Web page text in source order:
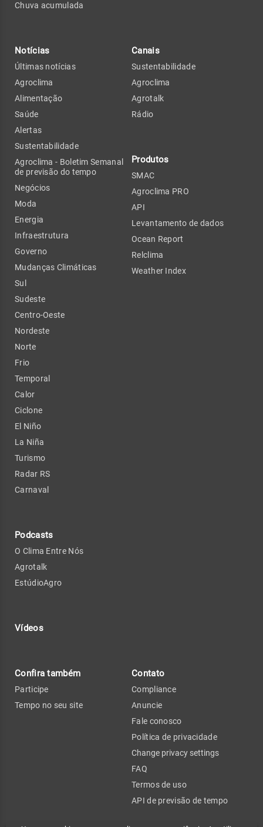
Chuva acumulada
Notícias
Últimas notícias
Agroclima
Alimentação
Saúde
Alertas
Sustentabilidade
Agroclima - Boletim Semanal
de previsão do tempo
Negócios
Moda
Energia
Infraestrutura
Governo
Mudanças Climáticas
Sul
Sudeste
Centro-Oeste
Nordeste
Norte
Frio
Temporal
Calor
Ciclone
El Niño
La Niña
Turismo
Radar RS
Carnaval
Podcasts
O Clima Entre Nós
Agrotalk
EstúdioAgro
Vídeos
Canais
Sustentabilidade
Agroclima
Agrotalk
Rádio
Produtos
SMAC
Agroclima PRO
API
Levantamento de dados
Ocean Report
Relclima
Weather Index
Confira também
Participe
Tempo no seu site
Contato
Compliance
Anuncie
Fale conosco
Política de privacidade
Change privacy settings
FAQ
Termos de uso
API de previsão de tempo